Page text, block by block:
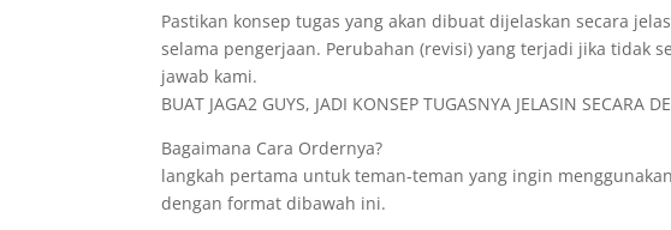
Pastikan konsep tugas yang akan dibuat dijelaskan secara
selama pengerjaan. Perubahan (revisi) yang terjadi jika tidak
jawab kami.
BUAT JAGA2 GUYS, JADI KONSEP TUGASNYA JELASIN SECARA
Bagaimana Cara Ordernya?
langkah pertama untuk teman-teman yang ingin
dengan format dibawah ini.